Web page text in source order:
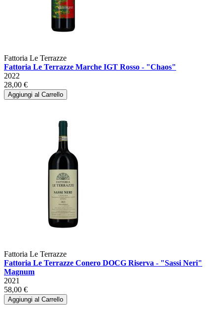
Fattoria Le Terrazze
Fattoria Le Terrazze Marche IGT Rosso - "Chaos"
2022
28,00 €
Aggiungi al Carrello
Fattoria Le Terrazze
Fattoria Le Terrazze Conero DOCG Riserva - "Sassi Neri"
Magnum
2021
58,00 €
Aggiungi al Carrello